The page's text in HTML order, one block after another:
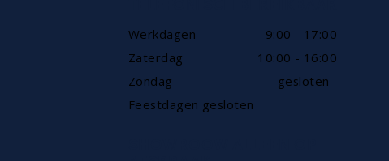
Werkdagen
9:00 - 17:00
Zaterdag
10:00 - 16:00
Zondag
gesloten
Feestdagen gesloten